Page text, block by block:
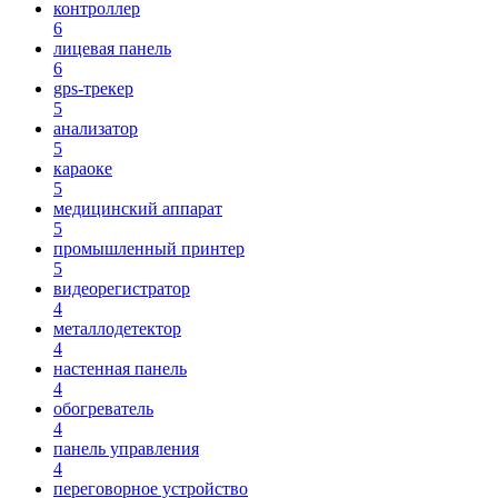
контроллер
6
лицевая панель
6
gps-трекер
5
анализатор
5
караоке
5
медицинский аппарат
5
промышленный принтер
5
видеорегистратор
4
металлодетектор
4
настенная панель
4
обогреватель
4
панель управления
4
переговорное устройство